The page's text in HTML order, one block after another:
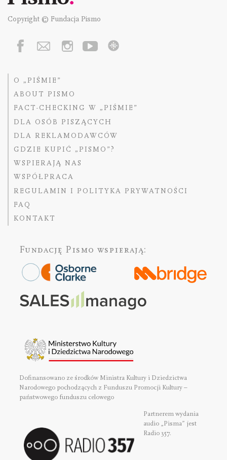
Copyright © Fundacja Pismo
O „PIŚMIE”
ABOUT PISMO
FACT-CHECKING W „PIŚMIE”
DLA OSÓB PISZĄCYCH
DLA REKLAMODAWCÓW
GDZIE KUPIĆ „PISMO”?
WSPIERAJĄ NAS
WSPÓŁPRACA
REGULAMIN I POLITYKA PRYWATNOŚCI
FAQ
KONTAKT
Fundację Pismo wspierają:
Dofinansowano ze środków Ministra Kultury i Dziedzictwa
Narodowego pochodzących z Funduszu Promocji Kultury –
państwowego funduszu celowego
Partnerem wydania
audio „Pisma” jest
Radio 357.